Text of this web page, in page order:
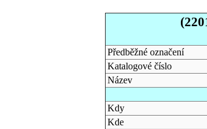
Předběžné označení
Katalogové číslo
Název
Kdy
Kde